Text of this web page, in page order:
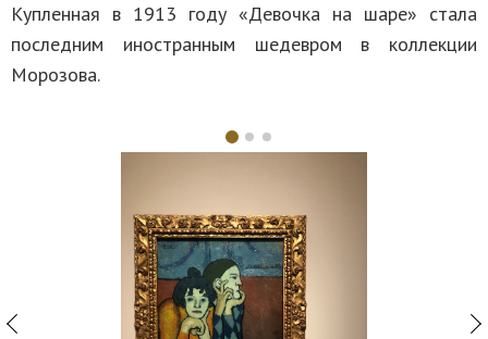
Купленная в 1913 году «Девочка на шаре» стала
последним иностранным шедевром в коллекции
Морозова.